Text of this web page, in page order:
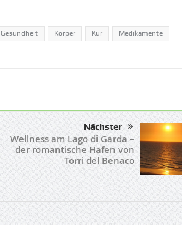
Gesundheit Körper Kur Medikamente
Nächster
Wellness am Lago di Garda –
der romantische Hafen von
Torri del Benaco